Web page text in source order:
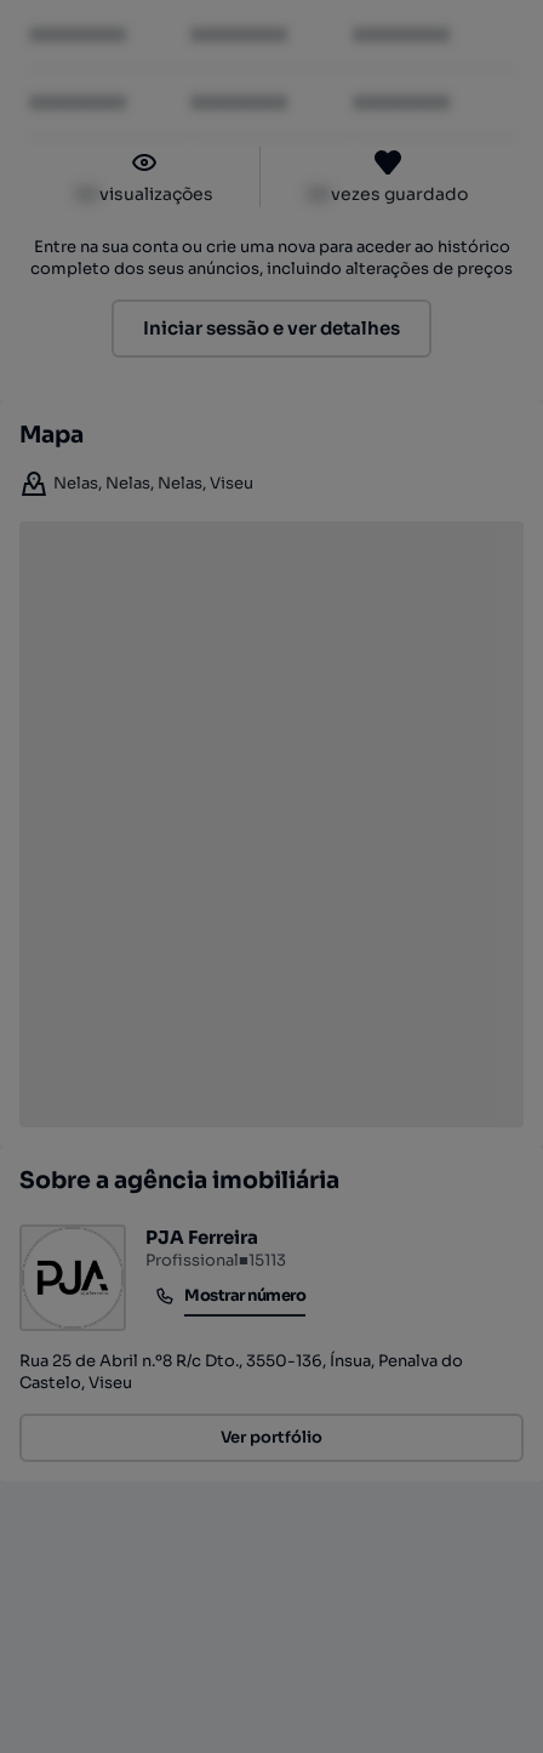
visualizações vezes guardado
Entre na sua conta ou crie uma nova para aceder ao histórico
completo dos seus anúncios, incluindo alterações de preços
Iniciar sessão e ver detalhes
Mapa
Nelas, Nelas, Nelas, Viseu
Sobre a agência imobiliária
PJA Ferreira
Profissional■15113
Mostrar número
Mostrar número
Rua 25 de Abril n.º8 R/c Dto., 3550-136, Ínsua, Penalva do
Castelo, Viseu
Ver portfólio